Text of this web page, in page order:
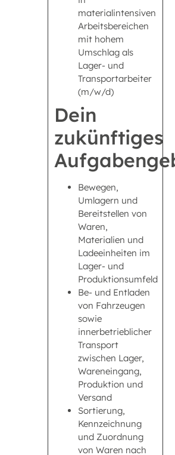
materialintensiven
Arbeitsbereichen
mit hohem
Umschlag als
Lager- und
Transportarbeiter
(m/w/d)
Dein
zukünftiges
Bewegen,
Umlagern und
Bereitstellen von
Waren,
Materialien und
Ladeeinheiten im
Lager- und
Produktionsumfeld
Be- und Entladen
von Fahrzeugen
sowie
innerbetrieblicher
Transport
zwischen Lager,
Wareneingang,
Produktion und
Versand
Sortierung,
Kennzeichnung
und Zuordnung
von Waren nach